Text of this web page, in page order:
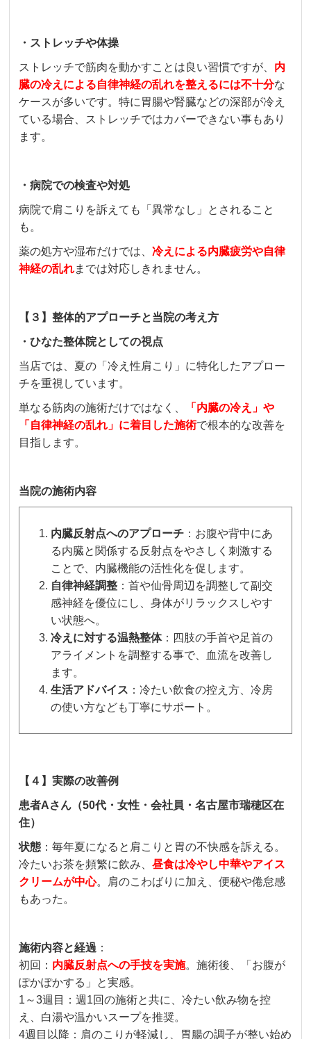
・ストレッチや体操
ストレッチで筋肉を動かすことは良い習慣ですが、 内
臓の冷えによる自律神経の乱れを整えるには不十分な
ケースが多いです。特に胃腸や腎臓などの深部が冷え
ている場合、ストレッチではカバーできない事もあり
ます。
・病院での検査や対処
病院で肩こりを訴えても「異常なし」とされること
も。
薬の処方や湿布だけでは、冷えによる内臓疲労や自律
神経の乱れまでは対応しきれません。
【３】整体的アプローチと当院の考え方
・ひなた整体院としての視点
当店では、夏の「冷え性肩こり」に特化したアプロー
チを重視しています。
単なる筋肉の施術だけではなく、
「内臓の冷え」や
「自律神経の乱れ」に着目した施術で根本的な改善を
目指します。
当院の施術内容
内臓反射点へのアプローチ ：お腹や背中にあ
る内臓と関係する反射点をやさしく刺激する
ことで、内臓機能の活性化を促します。
自律神経調整 ：首や仙骨周辺を調整して副交
感神経を優位にし、身体がリラックスしやす
い状態へ。
冷えに対する温熱整体：四肢の手首や足首の
アライメントを調整する事で、血流を改善し
ます。
生活アドバイス ：冷たい飲食の控え方、冷房
の使い方なども丁寧にサポート。
【４】実際の改善例
患者Aさん（50代・女性・会社員・名古屋市瑞穂区在
住）
状態 ：毎年夏になると肩こりと胃の不快感を訴える。
冷たいお茶を頻繁に飲み、昼食は冷やし中華やアイス
クリームが中心。肩のこわばりに加え、便秘や倦怠感
もあった。
施術内容と経過 ：
初回： 内臓反射点への手技を実施。施術後、「お腹が
ぽかぽかする」と実感。
1～3週目：週1回の施術と共に、冷たい飲み物を控
え、白湯や温かいスープを推奨。
4週目以降：肩のこりが軽減し、胃腸の調子が整い始め